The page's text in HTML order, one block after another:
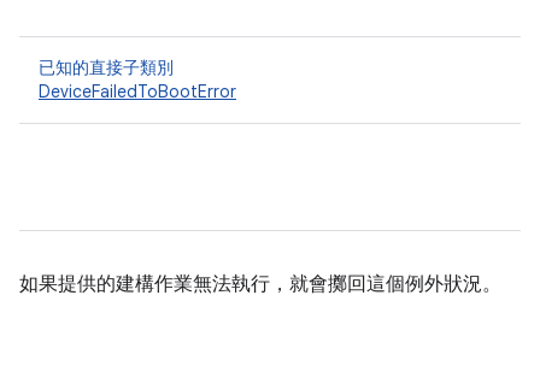
已知的直接子類別
DeviceFailedToBootError
如果提供的建構作業無法執行，就會擲回這個例外狀況。